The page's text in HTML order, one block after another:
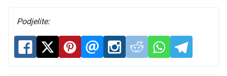
Podjelite: